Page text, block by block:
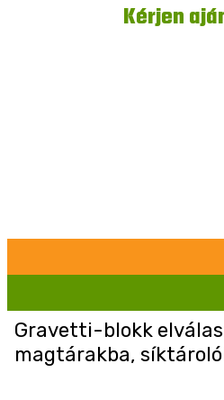
Kérjen
Gravetti-blokk
magtárakba,